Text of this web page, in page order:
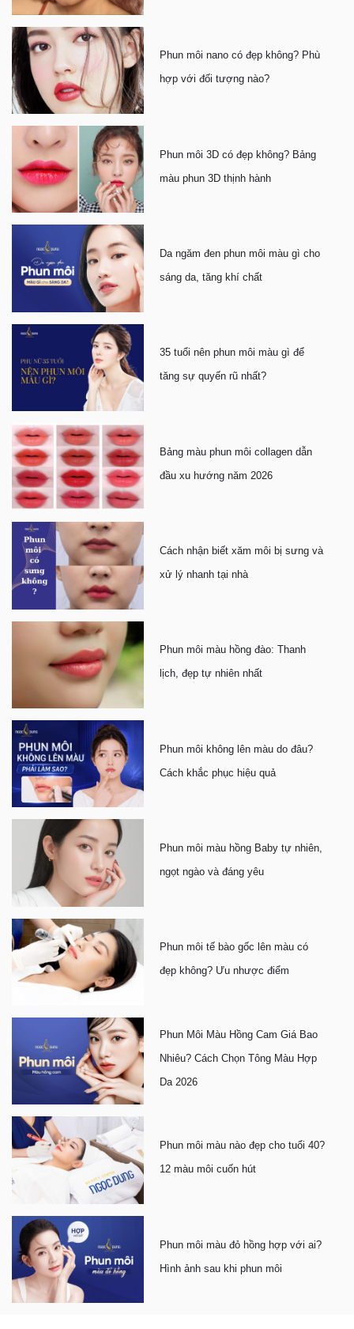
Phun môi nano có đẹp không? Phù
hợp với đối tượng nào?
Phun môi 3D có đẹp không? Bảng
màu phun 3D thịnh hành
Da ngăm đen phun môi màu gì cho
sáng da, tăng khí chất
35 tuổi nên phun môi màu gì để
tăng sự quyến rũ nhất?
Bảng màu phun môi collagen dẫn
đầu xu hướng năm 2026
Cách nhận biết xăm môi bị sưng và
xử lý nhanh tại nhà
Phun môi màu hồng đào: Thanh
lịch, đẹp tự nhiên nhất
Phun môi không lên màu do đâu?
Cách khắc phục hiệu quả
Phun môi màu hồng Baby tự nhiên,
ngọt ngào và đáng yêu
Phun môi tế bào gốc lên màu có
đẹp không? Ưu nhược điểm
Phun Môi Màu Hồng Cam Giá Bao
Nhiêu? Cách Chọn Tông Màu Hợp
Da 2026
Phun môi màu nào đẹp cho tuổi 40?
12 màu môi cuốn hút
Phun môi màu đỏ hồng hợp với ai?
Hình ảnh sau khi phun môi